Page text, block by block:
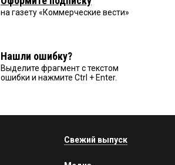
на газету «Коммерческие вести»
Нашли ошибку?
Выделите фрагмент с текстом
ошибки и нажмите Ctrl + Enter.
Свежий выпуск